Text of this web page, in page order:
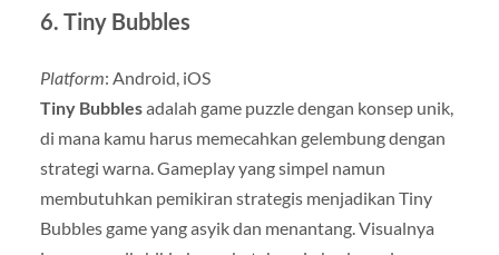
6. Tiny Bubbles
Platform: Android, iOS
Tiny Bubblesadalah game puzzle dengan konsep unik,
di mana kamu harus memecahkan gelembung dengan
strategi warna. Gameplay yang simpel namun
membutuhkan pemikiran strategis menjadikan Tiny
Bubbles game yang asyik dan menantang. Visualnya